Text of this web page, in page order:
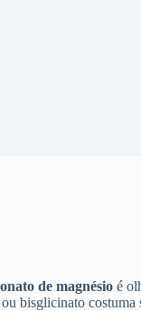
de magnésio é
bisglicinato